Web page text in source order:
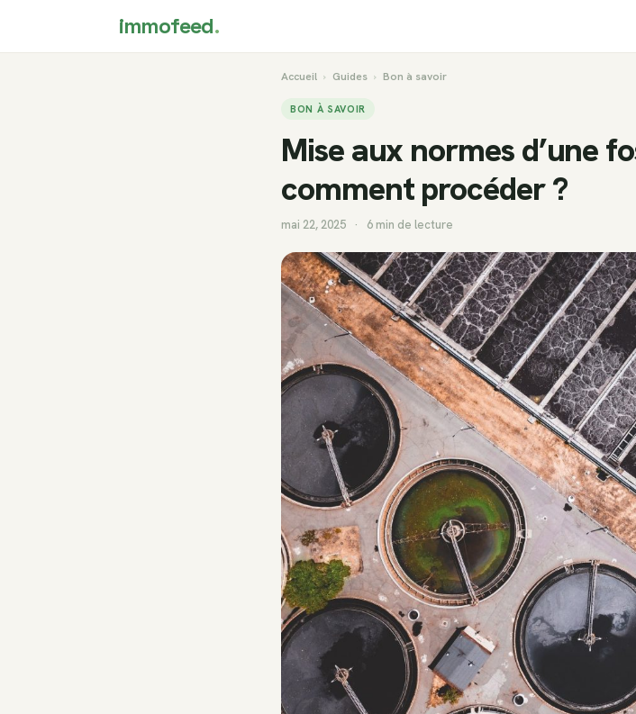
immofeed.
Accueil › Guides › Bon à savoir
BON À SAVOIR
Mise aux normes d’une
comment procéder ?
mai 22, 2025 · 6 min de lecture